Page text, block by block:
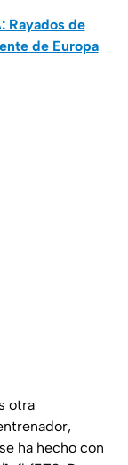
Rayados de
de Europa
otra
ha hecho con